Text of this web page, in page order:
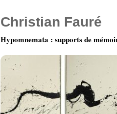
Christian Fauré
Hypomnemata : supports de